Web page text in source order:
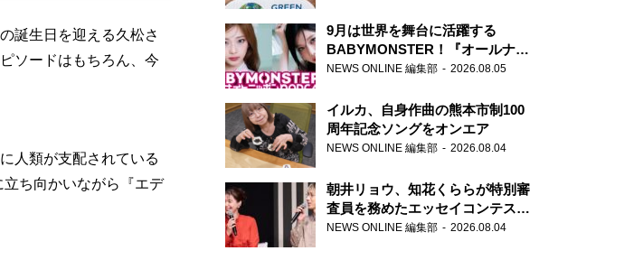
誕生日を迎える久松さ
ソードはもちろん、今
人類が支配されている
ち向かいながら『エデ
9月は世界を舞台に活躍する
BABYMONSTER！『オールナイ
トニッポンPODCAST』月替わり
NEWS ONLINE 編集部 2026.08.05
イルカ、自身作曲の熊本市制100
周年記念ソングをオンエア
NEWS ONLINE 編集部 2026.08.04
朝井リョウ、知花くららが特別審
査員を務めたエッセイコンテスト
の特別番組「#いまあなたに伝え
NEWS ONLINE 編集部 2026.08.04